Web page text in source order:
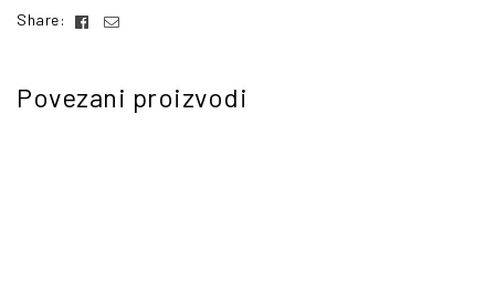
Share: Facebook
Email
Povezani proizvodi